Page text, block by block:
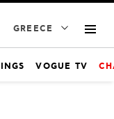
GREECE
VOGUE TV